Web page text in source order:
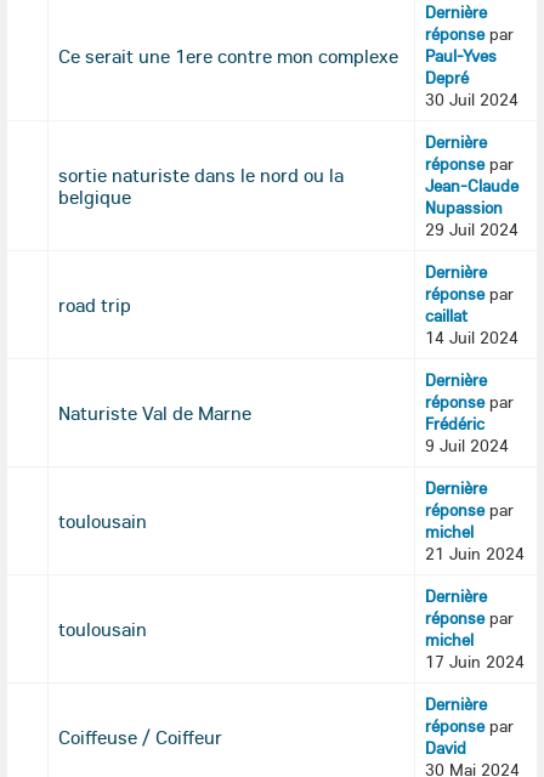
Ce serait une 1ere contre mon complexe
Dernière
réponsepar
Paul-Yves
Depré
30 Juil 2024
sortie naturiste dans le nord ou la
belgique
Dernière
réponsepar
Jean-Claude
Nupassion
29 Juil 2024
road trip
Dernière
réponsepar
caillat
14 Juil 2024
Naturiste Val de Marne
Dernière
réponsepar
Frédéric
9 Juil 2024
toulousain
Dernière
réponsepar
michel
21 Juin 2024
toulousain
Dernière
réponsepar
michel
17 Juin 2024
Coiffeuse / Coiffeur
Dernière
réponsepar
David
30 Mai 2024